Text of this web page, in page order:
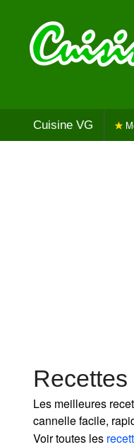
Cuisine VG
Les meilleures
cannelle facile,
Voir toutes les